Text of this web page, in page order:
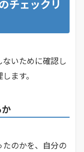
チェックリ
いために確認し
ます。
のかを、自分の